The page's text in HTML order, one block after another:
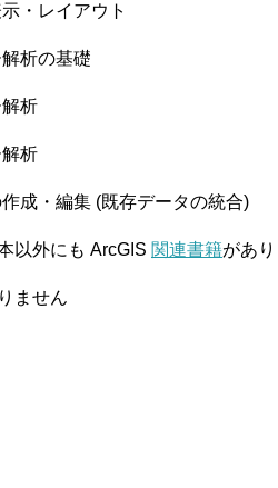
・レイアウト
析の基礎
析
析
成・編集 (既存データの統合)
以外にも ArcGIS 関連書籍があ
ません